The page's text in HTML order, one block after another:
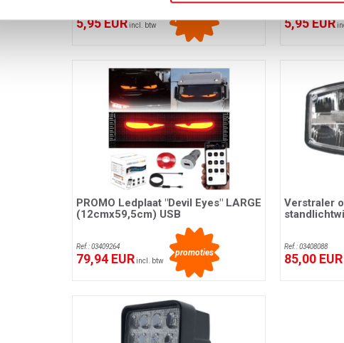
5,95 EURincl. btw 5,95 EUR
promoties
PROMO Ledplaat "Devil Eyes" LARGE
(12cmx59,5cm) USB
Ref.: 03409264
79,94 EURincl. btw
Verstraler
Ref.: 03408088
85,00 EUR